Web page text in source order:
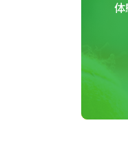
体